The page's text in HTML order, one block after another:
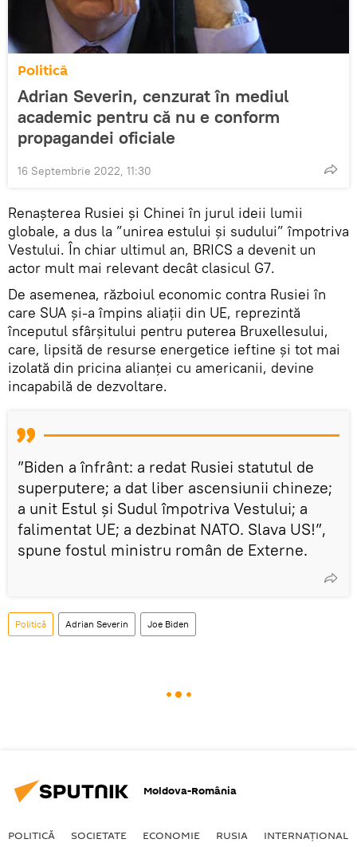
Politică
Adrian Severin, cenzurat în mediul
academic pentru că nu e conform
propagandei oficiale
16 Septembrie 2022, 11:30
Renașterea Rusiei și Chinei în jurul ideii lumii
globale, a dus la ”unirea estului și sudului” împotriva
Vestului. În chiar ultimul an, BRICS a devenit un
actor mult mai relevant decât clasicul G7.
De asemenea, războiul economic contra Rusiei în
care SUA și-a împins aliații din UE, reprezintă
începutul sfârșitului pentru puterea Bruxellesului,
care, lipsită de resurse energetice ieftine și tot mai
izolată din pricina alianței cu americanii, devine
incapabilă de dezvoltare.
”Biden a înfrânt: a redat Rusiei statutul de
superputere; a dat liber ascensiunii chineze;
a unit Estul și Sudul împotriva Vestului; a
falimentat UE; a dezbinat NATO. Slava US!”,
spune fostul ministru român de Externe.
Politică Adrian Severin Joe Biden
Moldova-România
POLITICĂ SOCIETATE ECONOMIE RUSIA INTERNAŢIONAL